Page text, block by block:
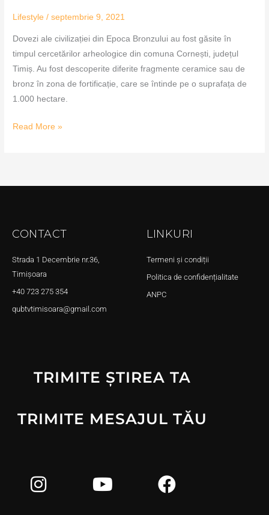
Lifestyle /septembrie 9, 2021
Dovezi ale civilizației din Epoca Bronzului au fost găsite în
timpul cercetărilor arheologice din comuna Cornești, județul
Timiș. Au fost descoperite diferite fragmente ceramice sau de
bronz în zona de fortificație, care se întinde pe o suprafața de
1.000 hectare.
Read More »
CONTACT
Strada 1 Decembrie nr.36,
Timișoara
+40 723 275 354
qubtvtimisoara@gmail.com
LINKURI
Termeni și condiții
Politica de confidențialitate
ANPC
TRIMITE ȘTIREA TA
TRIMITE MESAJUL TĂU